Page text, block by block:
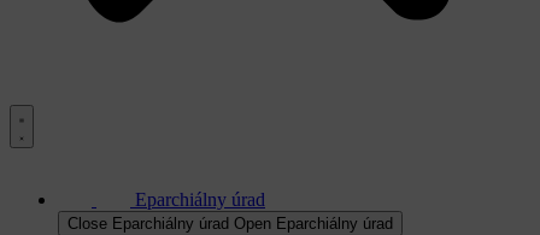
Eparchiálny úrad
Close Eparchiálny úrad Open Eparchiálny úrad